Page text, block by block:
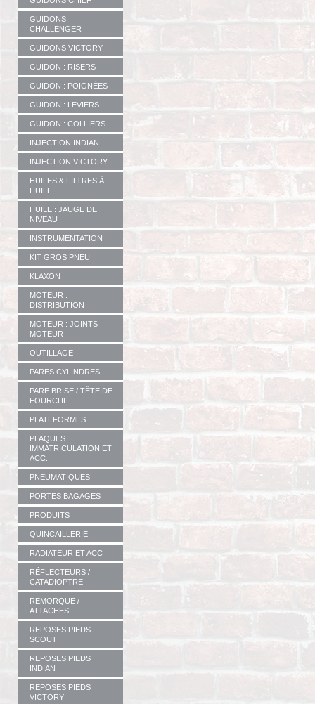
GUIDONS
CHALLENGER
GUIDONS VICTORY
GUIDON : RISERS
GUIDON : POIGNÉES
GUIDON : LEVIERS
GUIDON : COLLIERS
INJECTION INDIAN
INJECTION VICTORY
HUILES & FILTRES À
HUILE
HUILE : JAUGE DE
NIVEAU
INSTRUMENTATION
KIT GROS PNEU
KLAXON
MOTEUR :
DISTRIBUTION
MOTEUR : JOINTS
MOTEUR
OUTILLAGE
PARES CYLINDRES
PARE BRISE / TÊTE DE
FOURCHE
PLATEFORMES
PLAQUES
IMMATRICULATION ET
ACC.
PNEUMATIQUES
PORTES BAGAGES
PRODUITS
QUINCAILLERIE
RADIATEUR ET ACC
RÉFLECTEURS /
CATADIOPTRE
REMORQUE /
ATTACHES
REPOSES PIEDS
SCOUT
REPOSES PIEDS
INDIAN
REPOSES PIEDS
VICTORY